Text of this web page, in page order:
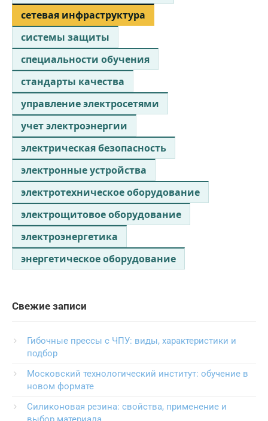
сетевая инфраструктура
системы защиты
специальности обучения
стандарты качества
управление электросетями
учет электроэнергии
электрическая безопасность
электронные устройства
электротехническое оборудование
электрощитовое оборудование
электроэнергетика
энергетическое оборудование
Свежие записи
Гибочные прессы с ЧПУ: виды, характеристики и
подбор
Московский технологический институт: обучение в
новом формате
Силиконовая резина: свойства, применение и